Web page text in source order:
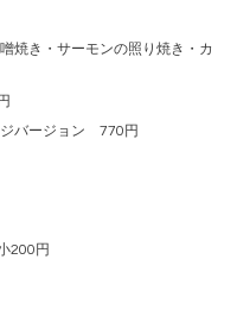
焼き・サーモンの照り焼き・カ
ジバージョン 770円
200円